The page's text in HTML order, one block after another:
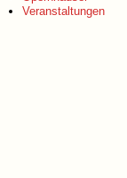
Veranstaltungen